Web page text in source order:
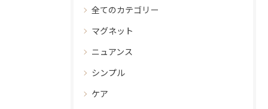
全てのカテゴリー
マグネット
ニュアンス
シンプル
ケア